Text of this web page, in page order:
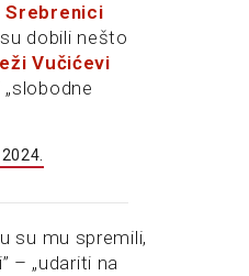
Srebrenici
dobili nešto
Vučićevi
su mu spremili,
– „udariti na